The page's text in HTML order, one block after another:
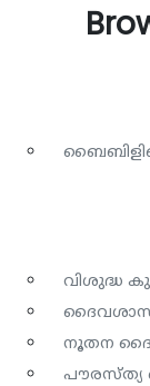
വിശുദ്ധ
നൂതന
പൗരസ്ത്യ